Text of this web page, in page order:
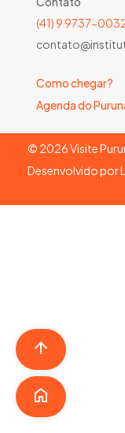
(41) 9 9737-
Como chegar?
Agenda do
© 2026Visite
Desenvolvido por